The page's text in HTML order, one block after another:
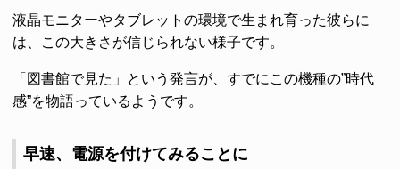
液晶モニターやタブレットの環境で生まれ育った彼らに
は、この大きさが信じられない様子です。
「図書館で見た」という発言が、すでにこの機種の”時代
感”を物語っているようです。
早速、電源を付けてみることに